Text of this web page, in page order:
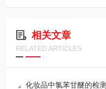
相关文章
RELATED ARTICLES
化妆品中氯苯甘醚的检测